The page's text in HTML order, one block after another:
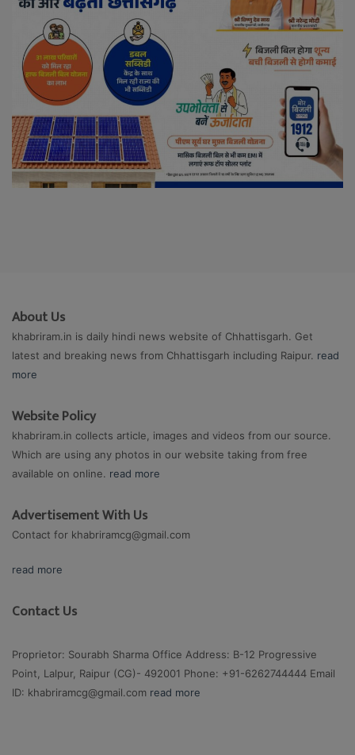
About Us
khabriram.in is daily hindi news website of Chhattisgarh. Get
latest and breaking news from Chhattisgarh including Raipur. read
more
Website Policy
khabriram.in collects article, images and videos from our source.
Which are using any photos in our website taking from free
available on online. read more
Advertisement With Us
Contact for khabriramcg@gmail.com
read more
Contact Us
Proprietor: Sourabh Sharma Office Address: B-12 Progressive
Point, Lalpur, Raipur (CG)- 492001 Phone: +91-6262744444 Email
ID: khabriramcg@gmail.com read more